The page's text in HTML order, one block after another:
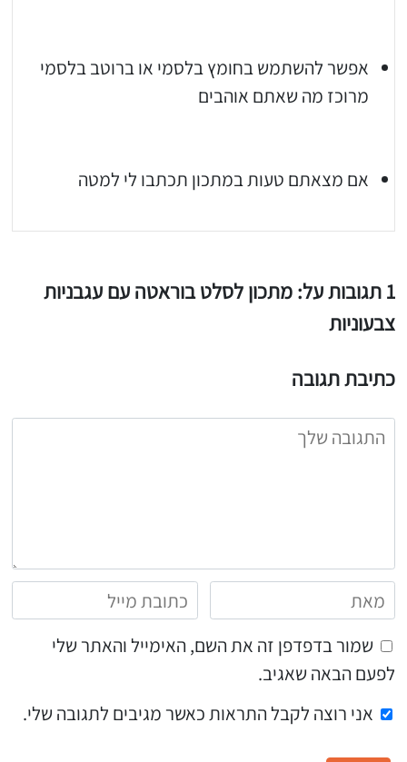
אפשר להשתמש בחומץ בלסמי או ברוטב בלסמי
מרוכז מה שאתם אוהבים
אם מצאתם טעות במתכון תכתבו לי למטה
1 תגובות על: מתכון לסלט בוראטה עם עגבניות
צבעוניות
כתיבת תגובה
שמור בדפדפן זה את השם, האימייל והאתר שלי
לפעם הבאה שאגיב.
אני רוצה לקבל התראות כאשר מגיבים לתגובה שלי.